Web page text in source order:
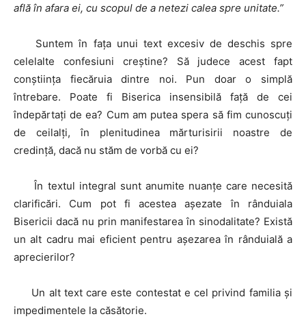
află în afara ei, cu scopul de a netezi calea spre unitate.”
Suntem în fața unui text excesiv de deschis spre
celelalte confesiuni creștine? Să judece acest fapt
conștiința fiecăruia dintre noi. Pun doar o simplă
întrebare. Poate fi Biserica insensibilă față de cei
îndepărtați de ea? Cum am putea spera să fim cunoscuți
de ceilalți, în plenitudinea mărturisirii noastre de
credință, dacă nu stăm de vorbă cu ei?
În textul integral sunt anumite nuanțe care necesită
clarificări. Cum pot fi acestea așezate în rânduiala
Bisericii dacă nu prin manifestarea în sinodalitate? Există
un alt cadru mai eficient pentru așezarea în rânduială a
aprecierilor?
Un alt text care este contestat e cel privind familia și
impedimentele la căsătorie.